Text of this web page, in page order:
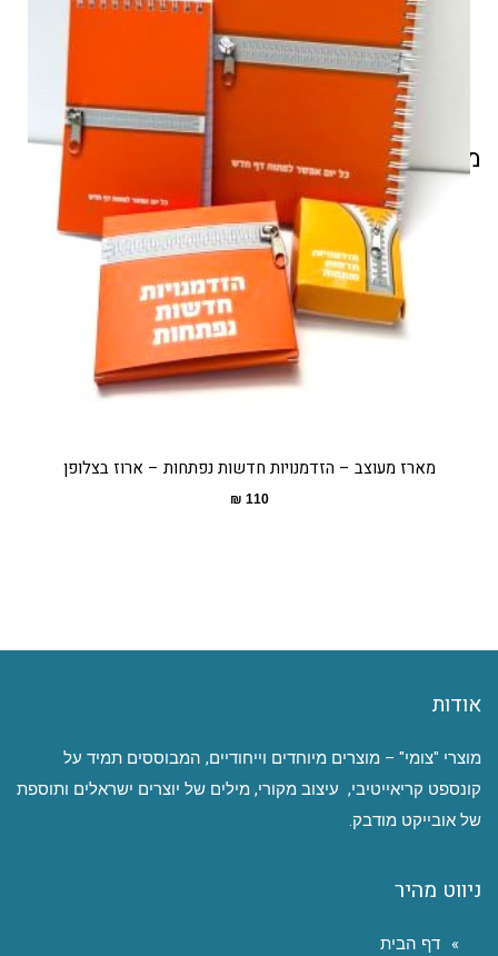
מוצרים קשורים
מארז מעוצב – הזדמנויות חדשות נפתחות – ארוז בצלופן
110
₪
אודות
מוצרי "צומי" – מוצרים מיוחדים וייחודיים, המבוססים תמיד על
קונספט קריאייטיבי, עיצוב מקורי, מילים של יוצרים ישראלים ותוספת
של אובייקט מודבק.
ניווט מהיר
דף הבית